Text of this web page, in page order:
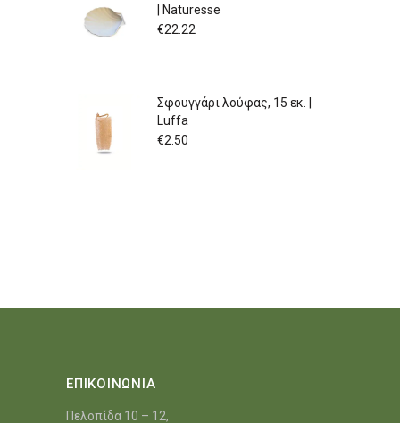
| Naturesse
€22.22
Σφουγγάρι λούφας, 15 εκ. |
Luffa
€2.50
ΕΠΙΚΟΙΝΩΝΙΑ
Πελοπίδα 10 – 12,